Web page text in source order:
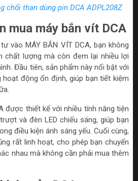
chổi than dùng pin DCA ADPL208Z
mua máy bắn vít DCA
vào MÁY BẮN VÍT DCA, bạn không
chất lượng mà còn đem lại nhiều lợi
Đầu tiên, sản phẩm này nổi bật với
động ổn định, giúp bạn tiết kiệm
được thiết kế với nhiều tính năng tiện
và đèn LED chiếu sáng, giúp bạn
điều kiện ánh sáng yếu. Cuối cùng,
rất linh hoạt, cho phép bạn chuyển
nhau mà không cần phải mua thêm